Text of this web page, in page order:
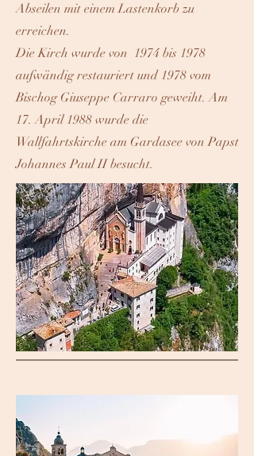
Abseilen mit einem Lastenkorb zu
erreichen.
Die Kirch wurde von 1974 bis 1978
aufwändig restauriert und 1978 vom
Bischog Giuseppe Carraro geweiht. Am
17. April 1988 wurde die
Wallfahrtskirche am Gardasee von Papst
Johannes Paul II besucht.